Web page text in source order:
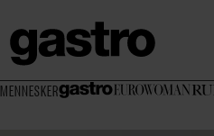
MENNESKER